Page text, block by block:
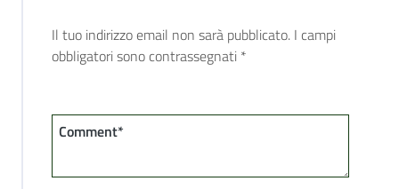
Il tuo indirizzo email non sarà pubblicato. I campi
obbligatori sono contrassegnati *
Comment*